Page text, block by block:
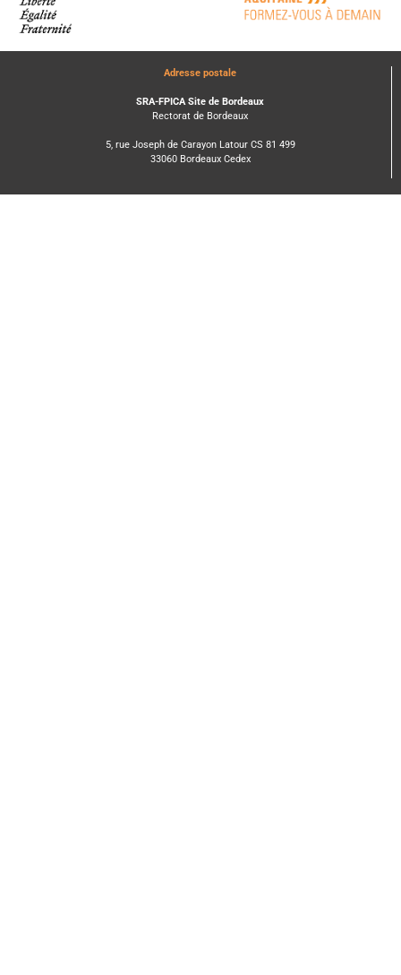
Adresse postale
SRA-FPICA Site de Bordeaux
Rectorat de Bordeaux
5, rue Joseph de Carayon Latour CS 81 499
33060 Bordeaux Cedex